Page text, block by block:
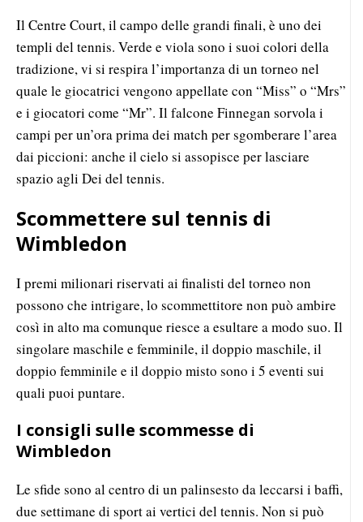
Il Centre Court, il campo delle grandi finali, è uno dei
templi del tennis. Verde e viola sono i suoi colori della
tradizione, vi si respira l’importanza di un torneo nel
quale le giocatrici vengono appellate con “Miss” o “Mrs”
e i giocatori come “Mr”. Il falcone Finnegan sorvola i
campi per un’ora prima dei match per sgomberare l’area
dai piccioni: anche il cielo si assopisce per lasciare
spazio agli Dei del tennis.
Scommettere sul tennis di
Wimbledon
I premi milionari riservati ai finalisti del torneo non
possono che intrigare, lo scommettitore non può ambire
così in alto ma comunque riesce a esultare a modo suo. Il
singolare maschile e femminile, il doppio maschile, il
doppio femminile e il doppio misto sono i 5 eventi sui
quali puoi puntare.
I consigli sulle scommesse di
Wimbledon
Le sfide sono al centro di un palinsesto da leccarsi i baffi,
due settimane di sport ai vertici del tennis. Non si può